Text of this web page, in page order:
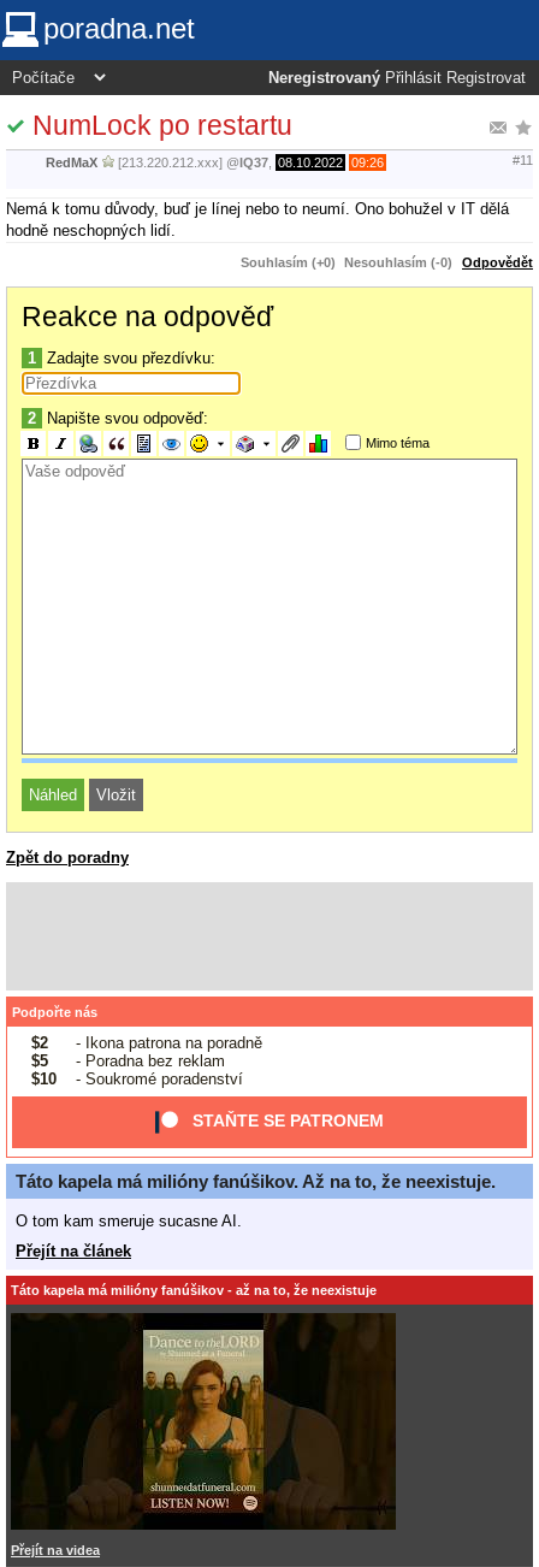
poradna.net
Neregistrovaný Přihlásit Registrovat
NumLock po restartu
RedMaX [213.220.212.xxx] @IQ37 08.10.2022 09:26 #11
Nemá k tomu důvody, buď je línej nebo to neumí. Ono bohužel v IT dělá
hodně neschopných lidí.
Souhlasím (+0) Nesouhlasím (-0) Odpovědět
Reakce na odpověď
1 Zadajte svou přezdívku:
2 Napište svou odpověď:
Mimo téma
Zpět do poradny
Podpořte nás
$2
- Ikona patrona na poradně
$5
- Poradna bez reklam
$10
- Soukromé poradenství
STAŇTE SE PATRONEM
Táto kapela má milióny fanúšikov. Až na to, že neexistuje.
O tom kam smeruje sucasne AI.
Přejít na článek
Táto kapela má milióny fanúšikov - až na to, že neexistuje
Přejít na videa